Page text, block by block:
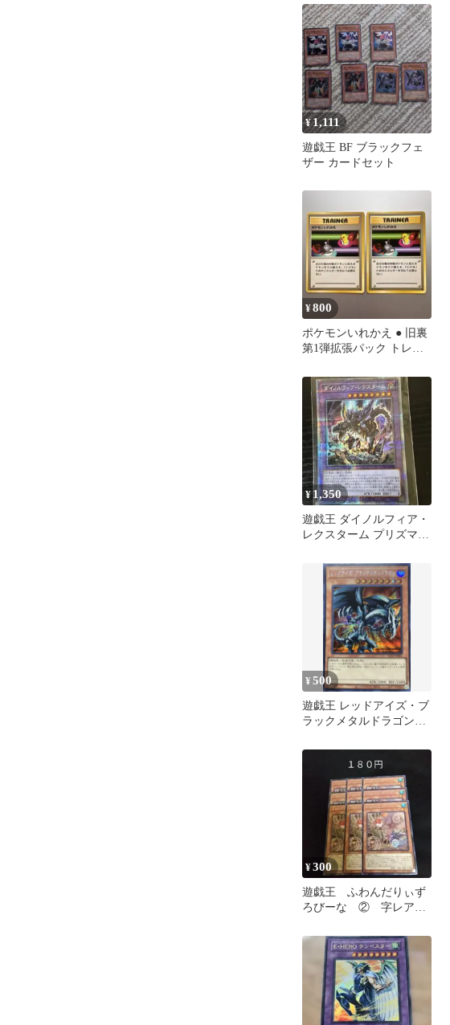
¥1,111
遊戯王 BF ブラックフェ
ザー カードセット
¥800
ポケモンいれかえ ● 旧裏
第1弾拡張パック トレー
り可
¥ 1,350
遊戯王 ダイノルフィア・
レクスターム プリズマテ
¥500
遊戯王 レッドアイズ・ブ
ラックメタルドラゴン
¥300
遊戯王 ふわんだりぃず
ろびーな ② 字レア